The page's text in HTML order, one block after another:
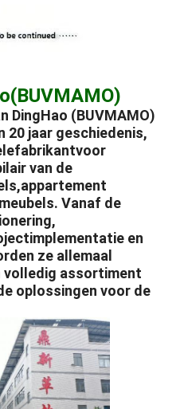
DingHao (BUVMAMO)
20 jaar geschiedenis,
fabrikantvoor
van de
,appartement
. Vanaf de
en
ze allemaal
​​volledig assortiment
oplossingen voor de